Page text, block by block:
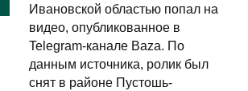
Ивановской областью попал на
видео, опубликованное в
Telegram-канале Baza. По
данным источника, ролик был
снят в районе Пустошь-